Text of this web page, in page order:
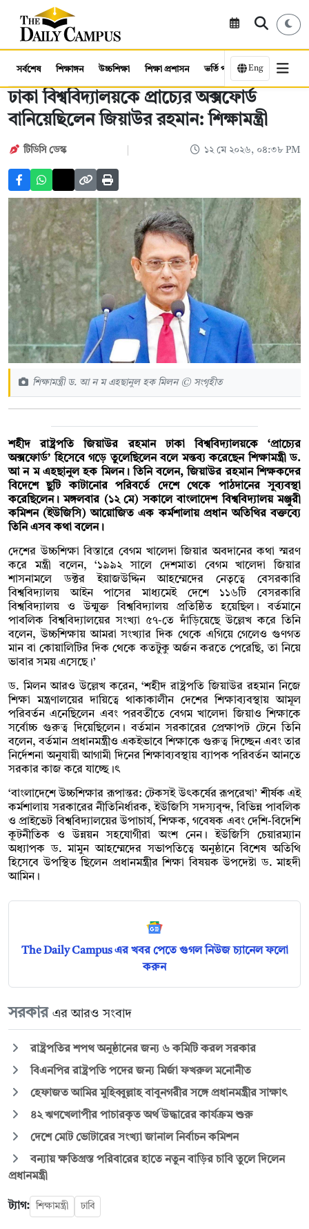
সর্বশেষ শিক্ষাঙ্গন উচ্চশিক্ষা শিক্ষা প্রশাসন ভর্তি পরীক্ষা কর্মসংস্থান
Eng
ঢাকা বিশ্ববিদ্যালয়কে প্রাচ্যের অক্সফোর্ড
বানিয়েছিলেন জিয়াউর রহমান: শিক্ষামন্ত্রী
টিডিসি ডেস্ক ১২ মে ২০২৬, ০৪:৩৮ PM
শিক্ষামন্ত্রী ড. আ ন ম এহছানুল হক মিলন © সংগৃহীত
শহীদ রাষ্ট্রপতি জিয়াউর রহমান ঢাকা বিশ্ববিদ্যালয়কে ‘প্রাচ্যের
অক্সফোর্ড’ হিসেবে গড়ে তুলেছিলেন বলে মন্তব্য করেছেন শিক্ষামন্ত্রী ড.
আ ন ম এহছানুল হক মিলন। তিনি বলেন, জিয়াউর রহমান শিক্ষকদের
বিদেশে ছুটি কাটানোর পরিবর্তে দেশে থেকে পাঠদানের সুব্যবস্থা
করেছিলেন। মঙ্গলবার (১২ মে) সকালে বাংলাদেশ বিশ্ববিদ্যালয় মঞ্জুরী
কমিশন (ইউজিসি) আয়োজিত এক কর্মশালায় প্রধান অতিথির বক্তব্যে
তিনি এসব কথা বলেন।
দেশের উচ্চশিক্ষা বিস্তারে বেগম খালেদা জিয়ার অবদানের কথা স্মরণ
করে মন্ত্রী বলেন, ‘১৯৯২ সালে দেশমাতা বেগম খালেদা জিয়ার
শাসনামলে ডক্টর ইয়াজউদ্দিন আহম্মেদের নেতৃত্বে বেসরকারি
বিশ্ববিদ্যালয় আইন পাসের মাধ্যমেই দেশে ১১৬টি বেসরকারি
বিশ্ববিদ্যালয় ও উন্মুক্ত বিশ্ববিদ্যালয় প্রতিষ্ঠিত হয়েছিল। বর্তমানে
পাবলিক বিশ্ববিদ্যালয়ের সংখ্যা ৫৭-তে দাঁড়িয়েছে উল্লেখ করে তিনি
বলেন, উচ্চশিক্ষায় আমরা সংখ্যার দিক থেকে এগিয়ে গেলেও গুণগত
মান বা কোয়ালিটির দিক থেকে কতটুকু অর্জন করতে পেরেছি, তা নিয়ে
ভাবার সময় এসেছে।’
ড. মিলন আরও উল্লেখ করেন, ‘শহীদ রাষ্ট্রপতি জিয়াউর রহমান নিজে
শিক্ষা মন্ত্রণালয়ের দায়িত্বে থাকাকালীন দেশের শিক্ষাব্যবস্থায় আমূল
পরিবর্তন এনেছিলেন এবং পরবর্তীতে বেগম খালেদা জিয়াও শিক্ষাকে
সর্বোচ্চ গুরুত্ব দিয়েছিলেন। বর্তমান সরকারের প্রেক্ষাপট টেনে তিনি
বলেন, বর্তমান প্রধানমন্ত্রীও একইভাবে শিক্ষাকে গুরুত্ব দিচ্ছেন এবং তার
নির্দেশনা অনুযায়ী আগামী দিনের শিক্ষাব্যবস্থায় ব্যাপক পরিবর্তন আনতে
সরকার কাজ করে যাচ্ছে।ৎ
‘বাংলাদেশে উচ্চশিক্ষার রূপান্তর: টেকসই উৎকর্ষের রূপরেখা’ শীর্ষক এই
কর্মশালায় সরকারের নীতিনির্ধারক, ইউজিসি সদস্যবৃন্দ, বিভিন্ন পাবলিক
ও প্রাইভেট বিশ্ববিদ্যালয়ের উপাচার্য, শিক্ষক, গবেষক এবং দেশি-বিদেশি
কূটনীতিক ও উন্নয়ন সহযোগীরা অংশ নেন। ইউজিসি চেয়ারম্যান
অধ্যাপক ড. মামুন আহম্মেদের সভাপতিত্বে অনুষ্ঠানে বিশেষ অতিথি
হিসেবে উপস্থিত ছিলেন প্রধানমন্ত্রীর শিক্ষা বিষয়ক উপদেষ্টা ড. মাহদী
আমিন।
The Daily Campus এর খবর পেতে গুগল নিউজ চ্যানেল ফলো
করুন
সরকার এর আরও সংবাদ
রাষ্ট্রপতির শপথ অনুষ্ঠানের জন্য ৬ কমিটি করল সরকার
বিএনপির রাষ্ট্রপতি পদের জন্য মির্জা ফখরুল মনোনীত
হেফাজত আমির মুহিব্বুল্লাহ বাবুনগরীর সঙ্গে প্রধানমন্ত্রীর সাক্ষাৎ
৪২ ঋণখেলাপীর পাচারকৃত অর্থ উদ্ধারের কার্যক্রম শুরু
দেশে মোট ভোটারের সংখ্যা জানাল নির্বাচন কমিশন
বন্যায় ক্ষতিগ্রস্ত পরিবারের হাতে নতুন বাড়ির চাবি তুলে দিলেন
প্রধানমন্ত্রী
ট্যাগ: শিক্ষামন্ত্রী ঢাবি